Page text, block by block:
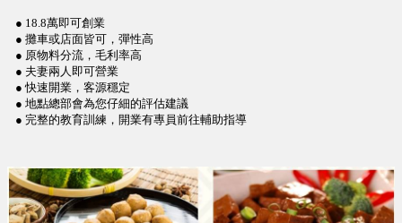
● 18.8萬即可創業
● 攤車或店面皆可，彈性高
● 原物料分流，毛利率高
● 夫妻兩人即可營業
● 快速開業，客源穩定
● 地點總部會為您仔細的評估建議
● 完整的教育訓練，開業有專員前往輔助指導